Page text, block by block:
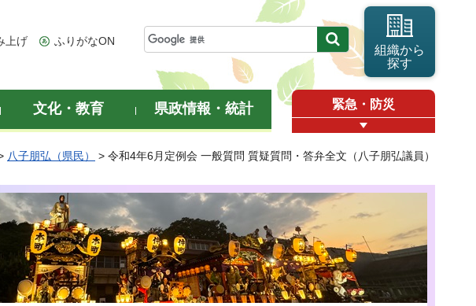
上げ ふりがなON
組織から
探す
文化・教育 県政情報・統計 緊急・防災
八子朋弘（県民） > 令和4年6月定例会 一般質問 質疑質問・答弁全文（八子朋弘議員）